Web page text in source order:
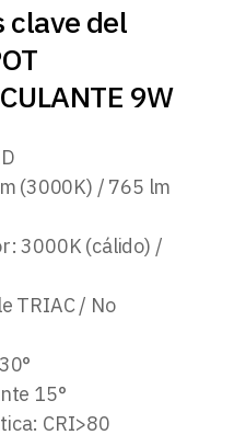
clave del
9W
(3000K) / 765 lm
3000K (cálido) /
TRIAC / No
15°
CRI>80